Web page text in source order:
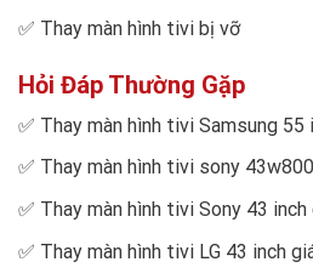
✅ Thay màn hình tivi bị vỡ
Hỏi Đáp Thường Gặp
✅ Thay màn hình tivi Samsung 55
✅ Thay màn hình tivi sony
✅ Thay màn hình tivi Sony 43 inch
✅ Thay màn hình tivi LG 43 inch